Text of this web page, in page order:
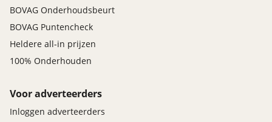
BOVAG Onderhoudsbeurt
BOVAG Puntencheck
Heldere all-in prijzen
100% Onderhouden
Voor adverteerders
Inloggen adverteerders